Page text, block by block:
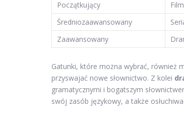
Początkujący
Średniozaawansowany
Zaawansowany
Gatunki, które można wybrać, również
przyswajać nowe słownictwo. Z kolei
gramatycznymi i bogatszym
swój zasób językowy, a także